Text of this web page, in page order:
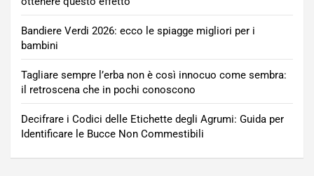
Bandiere Verdi 2026: ecco le spiagge migliori per i
bambini
Tagliare sempre l’erba non è così innocuo come sembra:
il retroscena che in pochi conoscono
Decifrare i Codici delle Etichette degli Agrumi: Guida per
Identificare le Bucce Non Commestibili